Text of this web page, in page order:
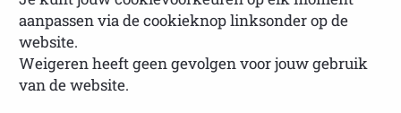
Ervaringsverhaal Mascha
NVSP
Leestijd: 1 minuut
Laatst bijgewerkt: 27 januari 2025
aanpassen via de cookieknop linksonder op de
website.
Weigeren heeft geen gevolgen voor jouw gebruik
van de website.